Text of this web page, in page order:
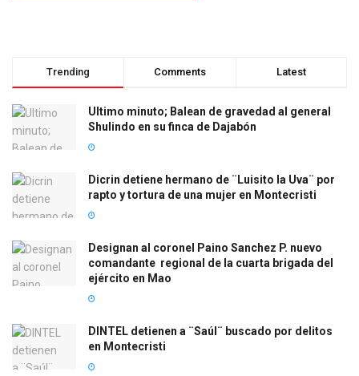
Trending Comments Latest
Ultimo minuto; Balean de gravedad al general
Shulindo en su finca de Dajabón
Dicrin detiene hermano de ¨Luisito la Uva¨ por
rapto y tortura de una mujer en Montecristi
Designan al coronel Paino Sanchez P. nuevo
comandante regional de la cuarta brigada del
ejército en Mao
DINTEL detienen a ¨Saúl¨ buscado por delitos
en Montecristi